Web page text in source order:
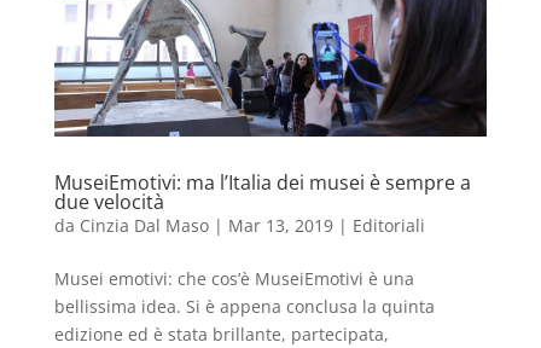
MuseiEmotivi: ma l’Italia dei musei è sempre a
due velocità
da Cinzia Dal Maso| Mar 13, 2019| Editoriali
Musei emotivi: che cos’è MuseiEmotivi è una
bellissima idea. Si è appena conclusa la quinta
edizione ed è stata brillante, partecipata,